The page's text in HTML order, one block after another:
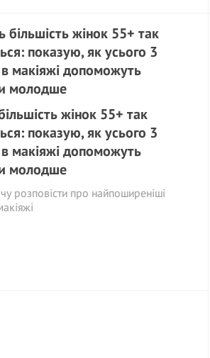
жінок 55+ так
показую, як усього 3
макіяжі допоможуть
молодше
розповісти про найпоширеніші